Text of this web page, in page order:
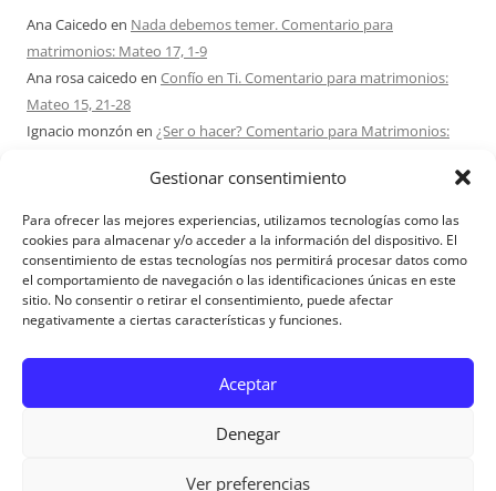
Gestionar consentimiento
Para ofrecer las mejores experiencias, utilizamos tecnologías como las
cookies para almacenar y/o acceder a la información del dispositivo. El
consentimiento de estas tecnologías nos permitirá procesar datos como
el comportamiento de navegación o las identificaciones únicas en este
sitio. No consentir o retirar el consentimiento, puede afectar
negativamente a ciertas características y funciones.
Aceptar
Denegar
Ver preferencias
Ana Caicedo en Nada debemos temer. Comentario para
matrimonios: Mateo 17, 1-9
Ana rosa caicedo en Confío en Ti. Comentario para matrimonios:
Mateo 15, 21-28
Ignacio monzón en ¿Ser o hacer? Comentario para Matrimonios:
Maria Asuncion Herrero Mendezen¿Ser o hacer? Comentario para
Matrimonios: Mateo 15, 1-2. 10-14
Sandra Karina SolomitaenRETIRO MATRIMONIOS BUENOS AIRES
7 – 9 AGOSTO 2026